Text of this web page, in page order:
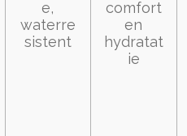
e,
waterre
sistent
comfort
en
hydratat
ie